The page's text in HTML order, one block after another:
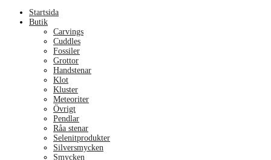
Menu
Startsida
Butik
Carvings
Cuddles
Fossiler
Grottor
Handstenar
Klot
Kluster
Meteoriter
Övrigt
Pendlar
Råa stenar
Selenitprodukter
Silversmycken
Smycken